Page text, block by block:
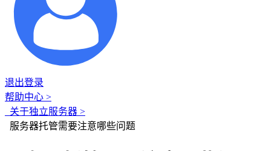
退出登录
帮助中心 >
关于独立服务器 >
服务器托管需要注意哪些问题